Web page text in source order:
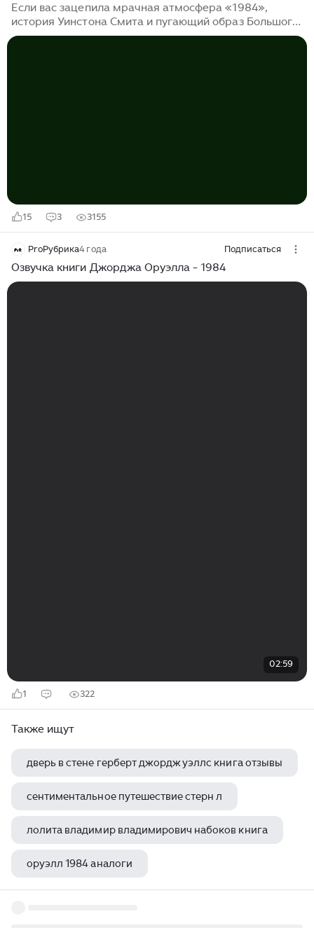
Если вас зацепила мрачная атмосфера «1984»,
история Уинстона Смита и пугающий образ Большого
Брата — эта подборка для вас. Десять сильных
15 3 3155
ProРубрика4 года Подписаться
Озвучка книги Джорджа Оруэлла - 1984
02:59
1 322
Также ищут
дверь в стене герберт джордж уэллс книга отзывы
сентиментальное путешествие стерн л
лолита владимир владимирович набоков книга
оруэлл 1984 аналоги